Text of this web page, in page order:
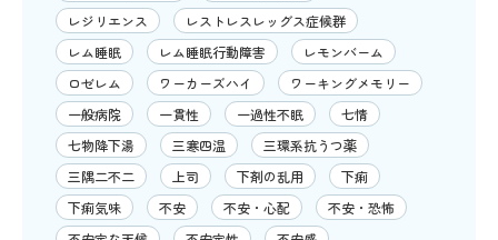
レジリエンス
レストレスレッグス症候群
レム睡眠
レム睡眠行動障害
レモンバーム
ロゼレム
ワーカーズハイ
ワーキングメモリー
一般病院
一貫性 一過性不眠
七情
七物降下湯
三寒四温
三環系抗うつ薬
三隅二不二
上司 下剤の乱用
下痢
下痢気味
不安 不安・心配
不安・恐怖